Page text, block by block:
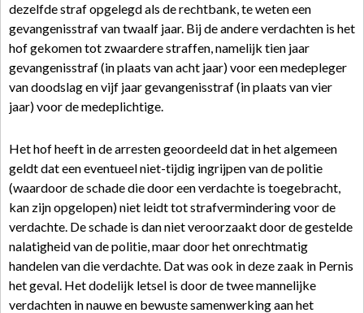
dezelfde straf opgelegd als de rechtbank, te weten een
gevangenisstraf van twaalf jaar. Bij de andere verdachten is het
hof gekomen tot zwaardere straffen, namelijk tien jaar
gevangenisstraf (in plaats van acht jaar) voor een medepleger
van doodslag en vijf jaar gevangenisstraf (in plaats van vier
jaar) voor de medeplichtige.
Het hof heeft in de arresten geoordeeld dat in het algemeen
geldt dat een eventueel niet-tijdig ingrijpen van de politie
(waardoor de schade die door een verdachte is toegebracht,
kan zijn opgelopen) niet leidt tot strafvermindering voor de
verdachte. De schade is dan niet veroorzaakt door de gestelde
nalatigheid van de politie, maar door het onrechtmatig
handelen van die verdachte. Dat was ook in deze zaak in Pernis
het geval. Het dodelijk letsel is door de twee mannelijke
verdachten in nauwe en bewuste samenwerking aan het